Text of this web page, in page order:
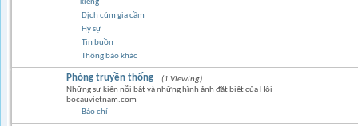
kiềng
Dịch cúm gia cầm
Hỷ sự
Tin buồn
Thông báo khác
Phòng truyền thống
(1 Viewing)
Những sự kiện nỗi bật và những hình ảnh đặt biệt của Hội
bocauvietnam.com
Báo chí